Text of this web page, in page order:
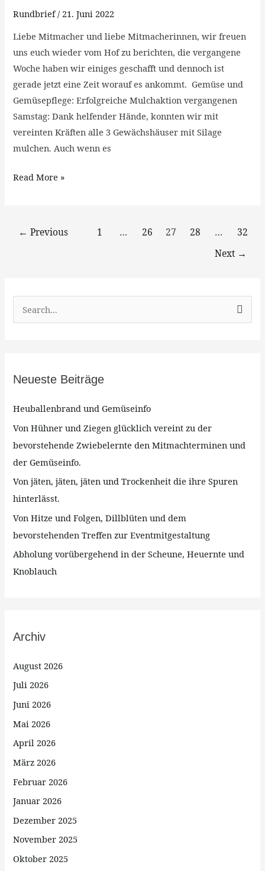
Rundbrief/ 21. Juni 2022
Liebe Mitmacher und liebe Mitmacherinnen, wir freuen
uns euch wieder vom Hof zu berichten, die vergangene
Woche haben wir einiges geschafft und dennoch ist
gerade jetzt eine Zeit worauf es ankommt. Gemüse und
Gemüsepflege: Erfolgreiche Mulchaktion vergangenen
Samstag: Dank helfender Hände, konnten wir mit
vereinten Kräften alle 3 Gewächshäuser mit Silage
mulchen. Auch wenn es
hin
ganz
schön
trocken
Read More »
← Previous 1 … 26 27 28 …
32
Next →
e
n
a
c
h
:
Neueste Beiträge
Heuballenbrand und Gemüseinfo
Von Hühner und Ziegen glücklich vereint zu der
bevorstehende Zwiebelernte den Mitmachterminen und
der Gemüseinfo.
Von jäten, jäten, jäten und Trockenheit die ihre Spuren
hinterlässt.
Von Hitze und Folgen, Dillblüten und dem
bevorstehenden Treffen zur Eventmitgestaltung
Abholung vorübergehend in der Scheune, Heuernte und
Knoblauch
Archiv
August 2026
Juli 2026
Juni 2026
Mai 2026
April 2026
März 2026
Februar 2026
Januar 2026
Dezember 2025
November 2025
Oktober 2025